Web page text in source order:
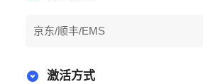
京东/顺丰/EMS
激活方式